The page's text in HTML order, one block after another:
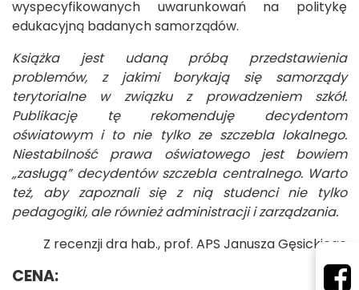
wyspecyfikowanych uwarunkowań na politykę
edukacyjną badanych samorządów.
Książka jest udaną próbą przedstawienia
problemów, z jakimi borykają się samorządy
terytorialne w związku z prowadzeniem szkół.
Publikację tę rekomenduję decydentom
oświatowym i to nie tylko ze szczebla lokalnego.
Niestabilność prawa oświatowego jest bowiem
„zasługą” decydentów szczebla centralnego. Warto
też, aby zapoznali się z nią studenci nie tylko
pedagogiki, ale również administracji i zarządzania.
Z recenzji dra hab., prof. APS Janusza Gęsickiego
CENA: